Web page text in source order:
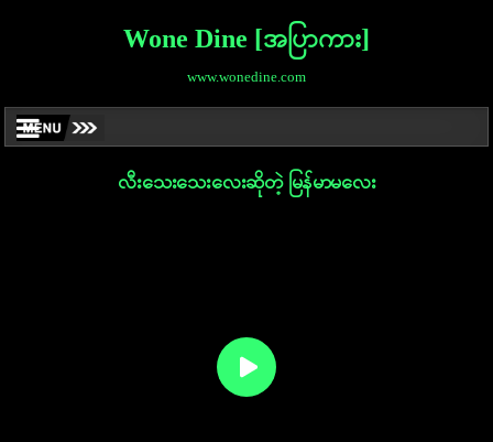
Wone Dine [အပြာကား]
www.wonedine.com
လီးသေးသေးလေးဆိုတဲ့ မြန်မာမလေး